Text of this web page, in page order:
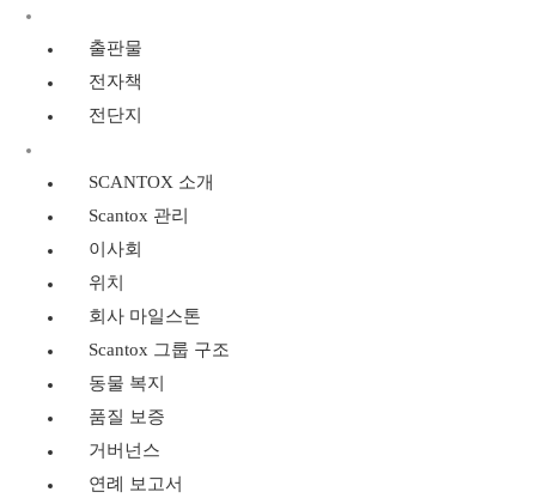
출판물
전자책
전단지
SCANTOX 소개
Scantox 관리
이사회
위치
회사 마일스톤
Scantox 그룹 구조
동물 복지
품질 보증
거버넌스
연례 보고서